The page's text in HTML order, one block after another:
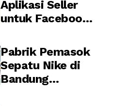
Aplikasi Seller
untuk Facebook
Pabrik Pemasok
Sepatu Nike di
Bandung